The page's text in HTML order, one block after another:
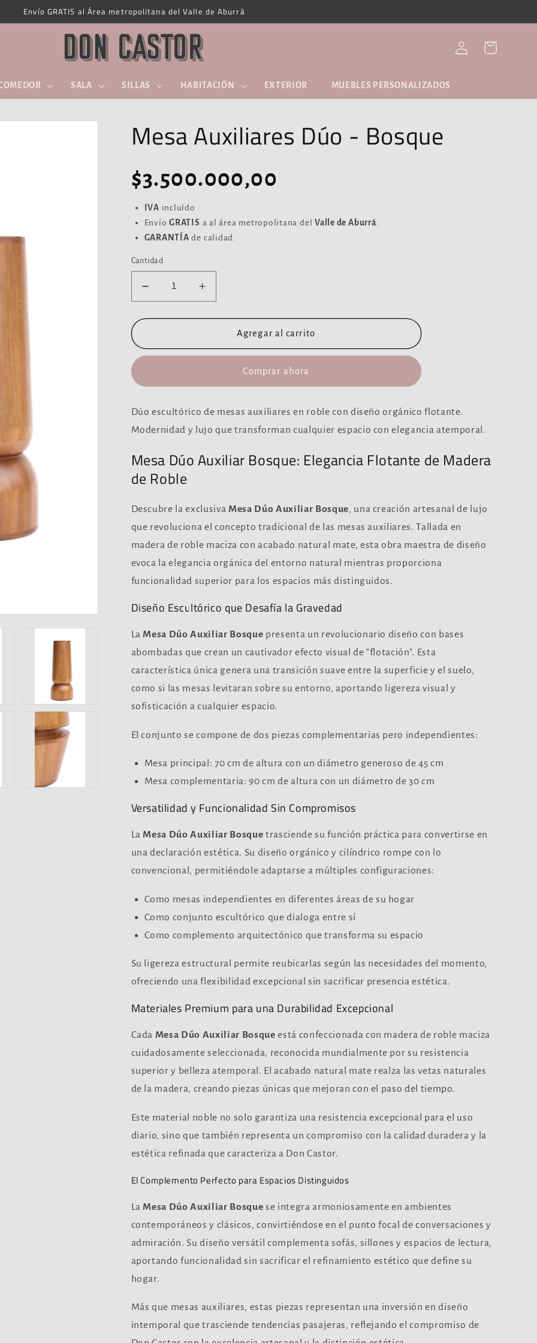
Envío GRATIS al Área metropolitana del Valle de Aburrá
SALA SILLAS HABITACIÓN EXTERIOR MUEBLES PERSONALIZADOS
sesión
Carrito
Mesa Auxiliares Dúo - Bosque
Precio
habitual
$3.500.000,00
IVA incluído
EnvíoGRATIS a al área metropolitana delValle de Aburrá
GARANTÍA de calidad.
Cantidad
Reducir
cantidad
para
Auxiliares
Bosque
Aumentar
cantidad
para
Auxiliares
Bosque
Agregar al carrito
Comprar ahora
Dúo escultórico de mesas auxiliares en roble con diseño orgánico flotante.
Modernidad y lujo que transforman cualquier espacio con elegancia atemporal.
Mesa Dúo Auxiliar Bosque: Elegancia Flotante de Madera
de Roble
Descubre la exclusivaMesa Dúo Auxiliar Bosque, una creación artesanal de lujo
que revoluciona el concepto tradicional de las mesas auxiliares. Tallada en
madera de roble maciza con acabado natural mate, esta obra maestra de diseño
evoca la elegancia orgánica del entorno natural mientras proporciona
funcionalidad superior para los espacios más distinguidos.
Diseño Escultórico que Desafía la Gravedad
LaMesa Dúo Auxiliar Bosque presenta un revolucionario diseño con bases
abombadas que crean un cautivador efecto visual de "flotación". Esta
característica única genera una transición suave entre la superficie y el suelo,
como si las mesas levitaran sobre su entorno, aportando ligereza visual y
sofisticación a cualquier espacio.
El conjunto se compone de dos piezas complementarias pero independientes:
Mesa principal: 70 cm de altura con un diámetro generoso de 45 cm
Mesa complementaria: 90 cm de altura con un diámetro de 30 cm
Versatilidad y Funcionalidad Sin Compromisos
LaMesa Dúo Auxiliar Bosque trasciende su función práctica para convertirse en
una declaración estética. Su diseño orgánico y cilíndrico rompe con lo
convencional, permitiéndole adaptarse a múltiples configuraciones:
Como mesas independientes en diferentes áreas de su hogar
Como conjunto escultórico que dialoga entre sí
Como complemento arquitectónico que transforma su espacio
Su ligereza estructural permite reubicarlas según las necesidades del momento,
ofreciendo una flexibilidad excepcional sin sacrificar presencia estética.
Materiales Premium para una Durabilidad Excepcional
Cada Mesa Dúo Auxiliar Bosque está confeccionada con madera de roble maciza
cuidadosamente seleccionada, reconocida mundialmente por su resistencia
superior y belleza atemporal. El acabado natural mate realza las vetas naturales
de la madera, creando piezas únicas que mejoran con el paso del tiempo.
Este material noble no solo garantiza una resistencia excepcional para el uso
diario, sino que también representa un compromiso con la calidad duradera y la
estética refinada que caracteriza a Don Castor.
El Complemento Perfecto para Espacios Distinguidos
LaMesa Dúo Auxiliar Bosque se integra armoniosamente en ambientes
contemporáneos y clásicos, convirtiéndose en el punto focal de conversaciones y
admiración. Su diseño versátil complementa sofás, sillones y espacios de lectura,
aportando funcionalidad sin sacrificar el refinamiento estético que define su
hogar.
Más que mesas auxiliares, estas piezas representan una inversión en diseño
intemporal que trasciende tendencias pasajeras, reflejando el compromiso de